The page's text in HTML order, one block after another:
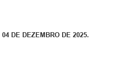
DE DEZEMBRO DE 2025.